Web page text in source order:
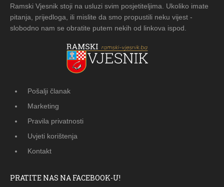
Ramski Vjesnik stoji na usluzi svim posjetiteljima. Ukoliko imate
pitanja, prijedloga, ili mislite da smo propustili neku vijest -
slobodno nam se obratite putem nekih od linkova ispod.
Pošalji članak
Marketing
Pravila privatnosti
Uvjeti korištenja
Kontakt
PRATITE NAS NA FACEBOOK-U!